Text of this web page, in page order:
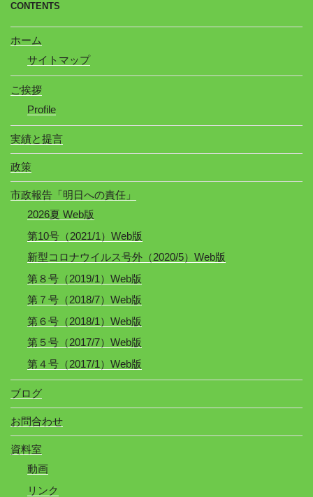
CONTENTS
ホーム
サイトマップ
ご挨拶
Profile
実績と提言
政策
市政報告「明日への責任」
2026夏 Web版
第10号（2021/1）Web版
新型コロナウイルス号外（2020/5）Web版
第８号（2019/1）Web版
第７号（2018/7）Web版
第６号（2018/1）Web版
第５号（2017/7）Web版
第４号（2017/1）Web版
ブログ
お問合わせ
資料室
動画
リンク